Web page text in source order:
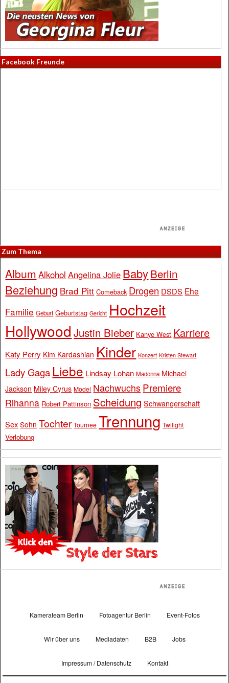
Facebook Freunde
Zum Thema
Album Alkohol Angelina Jolie BabyBerlin
Beziehung Brad Pitt Comeback Drogen DSDS Ehe
Familie Geburt Geburtstag Gericht Hochzeit
Hollywood Justin Bieber Kanye West Karriere
Katy Perry Kim Kardashian Kinder Konzert Kristen Stewart
Lady Gaga Liebe Lindsay Lohan Madonna Michael
Jackson Miley Cyrus Model Nachwuchs Premiere
Rihanna Robert Pattinson Scheidung Schwangerschaft
Sex Sohn Tochter Tournee Trennung Twilight
Verlobung
Kamerateam Berlin Fotoagentur Berlin Event-Fotos
Wir über uns Mediadaten B2B Jobs
Impressum / Datenschutz Kontakt